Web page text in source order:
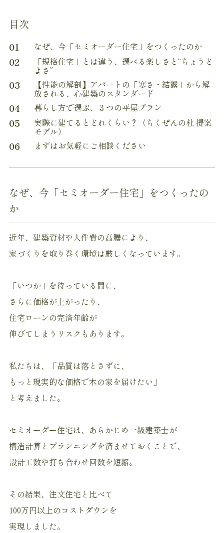
目次
01 なぜ、今「セミオーダー住宅」をつくったのか
02 「規格住宅」とは違う、選べる楽しさと“ちょうど
よさ”
03 【性能の解剖】アパートの「寒さ・結露」から解
放される、心建築のスタンダード
04 暮らし方で選ぶ、３つの平屋プラン
05 実際に建てるとどれくらい？（ちくぜんの杜 提案
モデル）
06 まずはお気軽にご相談ください
なぜ、今「セミオーダー住宅」をつくったの
か
近年、建築資材や人件費の高騰により、
家づくりを取り巻く環境は厳しくなっています。
「いつか」を待っている間に、
さらに価格が上がったり、
住宅ローンの完済年齢が
伸びてしまうリスクもあります。
私たちは、「品質は落とさずに、
もっと現実的な価格で木の家を届けたい」
と考えました。
セミオーダー住宅は、あらかじめ一級建築士が
構造計算とプランニングを済ませておくことで、
設計工数や打ち合わせ回数を短縮。
その結果、注文住宅と比べて
100万円以上のコストダウンを
実現しました。